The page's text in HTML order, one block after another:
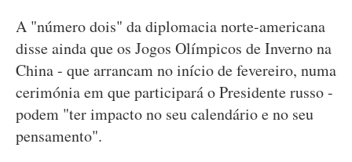
A "número dois" da diplomacia norte-americana
disse ainda que os Jogos Olímpicos de Inverno na
China - que arrancam no início de fevereiro, numa
cerimónia em que participará o Presidente russo -
podem "ter impacto no seu calendário e no seu
pensamento".